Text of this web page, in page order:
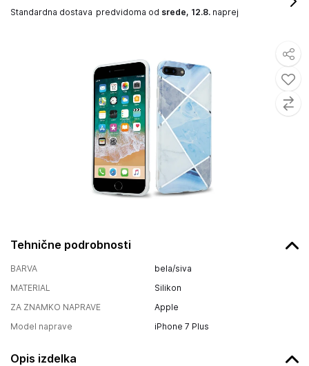
Tehnične podrobnosti
BARVA
bela/siva
MATERIAL
Silikon
ZA ZNAMKO NAPRAVE
Apple
Model naprave
iPhone 7 Plus
Opis izdelka
Standardna dostava predvidoma od srede, 12.8. naprej